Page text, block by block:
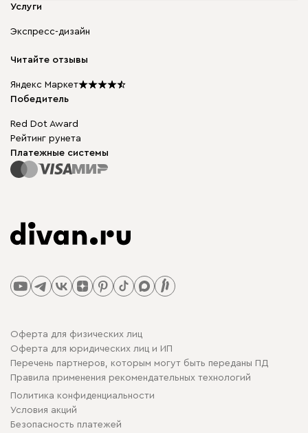
Доставка и оплата
диван.клуб
Подарочные сертификаты
Мы в прессе
Мягкая мебель
Бескаркасная мебель
Столы и стулья
Услуги
Экспресс-дизайн
Читайте отзывы
Яндекс Маркет
Победитель
Red Dot Award
Рейтинг рунета
Платежные системы
Оферта для физических лиц
Оферта для юридических лиц и ИП
Перечень партнеров, которым могут быть переданы ПД
Правила применения рекомендательных технологий
Политика конфиденциальности
Условия акций
Безопасность платежей